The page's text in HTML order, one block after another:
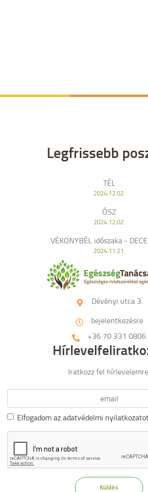
Legfrissebb
TÉL
2024.12.02.
ŐSZ
2024.12.02.
VÉKONYBÉL időszaka -
2024.11.21.
Dévényi utca 3.
bejelentkezésre
+36 70 331 0806
Iratkozz fel
Elfogadom az adatvédelmi
Küldés